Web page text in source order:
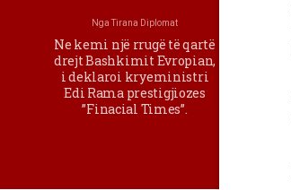
NgaTirana Diplomat
Ne kemi një rrugë të qartë
drejt Bashkimit Evropian,
i deklaroi kryeministri
Edi Rama prestigjiozes
”Finacial Times”.